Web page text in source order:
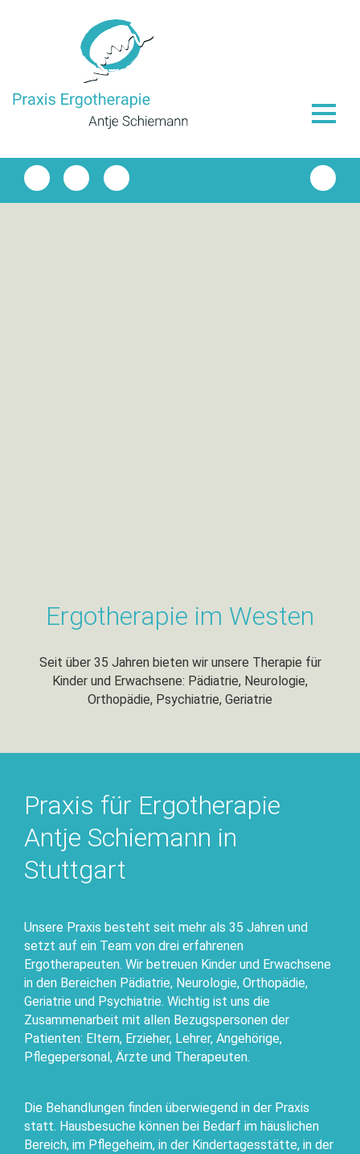
Ergotherapie im Westen
Seit über 35 Jahren bieten wir unsere Therapie für
Kinder und Erwachsene: Pädiatrie, Neurologie,
Orthopädie, Psychiatrie, Geriatrie
Praxis für Ergotherapie
Antje Schiemann in
Stuttgart
Unsere Praxis besteht seit mehr als 35 Jahren und
setzt auf ein Team von drei erfahrenen
Ergotherapeuten. Wir betreuen Kinder und Erwachsene
in den Bereichen Pädiatrie, Neurologie, Orthopädie,
Geriatrie und Psychiatrie. Wichtig ist uns die
Zusammenarbeit mit allen Bezugspersonen der
Patienten: Eltern, Erzieher, Lehrer, Angehörige,
Pflegepersonal, Ärzte und Therapeuten.
Die Behandlungen finden überwiegend in der Praxis
statt. Hausbesuche können bei Bedarf im häuslichen
Bereich, im Pflegeheim, in der Kindertagesstätte, in der